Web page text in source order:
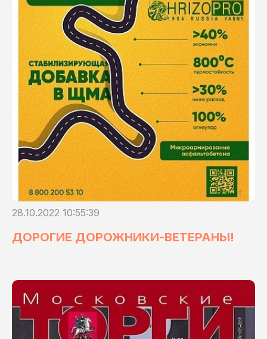
28.10.2022 10:55:39
ДОРОГИЕ ДОРОЖНИКИ-ВЕТЕРАНЫ!